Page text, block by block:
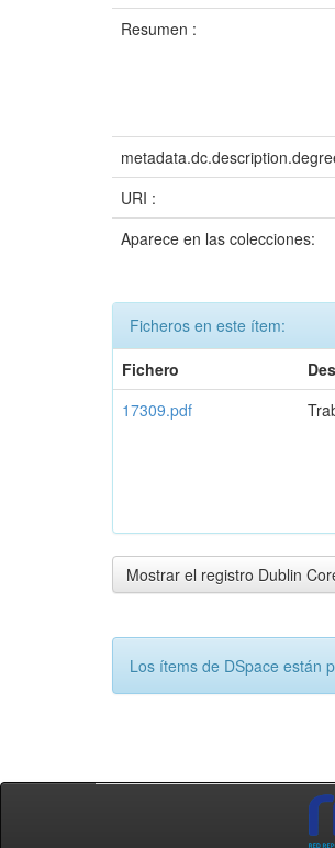
Resumen :
URI :
Aparece en las colecciones:
Ficheros en este ítem:
Fichero
17309.pdf
Mostrar el registro Dublin
Los ítems de DSpace están